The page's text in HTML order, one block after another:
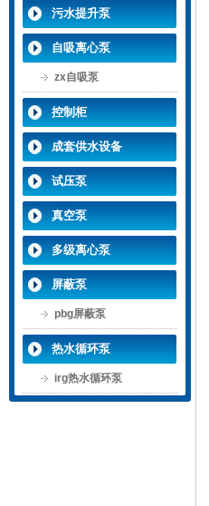
污水提升泵
自吸离心泵
zx自吸泵
控制柜
成套供水设备
试压泵
真空泵
多级离心泵
屏蔽泵
pbg屏蔽泵
热水循环泵
irg热水循环泵